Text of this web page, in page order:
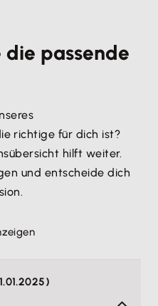
die passende
richtige für dich ist?
hilft weiter.
und entscheide dich